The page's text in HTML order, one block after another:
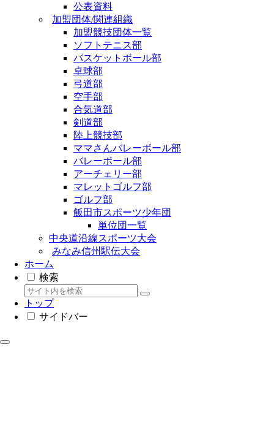
公表資料
加盟団体/関連組織
加盟競技団体一覧
ソフトテニス部
バスケットボール部
卓球部
弓道部
空手部
合気道部
剣道部
陸上競技部
ママさんバレーボール部
バレーボール部
アーチェリー部
マレットゴルフ部
ゴルフ部
飯田市スポーツ少年団
単位団一覧
中央道沿線スポーツ大会
みなみ信州駅伝大会
ホーム
検索
トップ
サイドバー